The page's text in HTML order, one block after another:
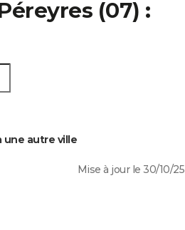
(07) :
une autre ville
Mise à jour le 30/10/25